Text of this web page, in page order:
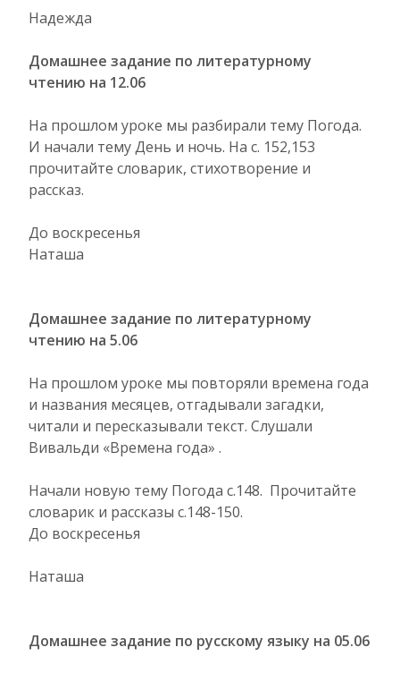
Надежда
Домашнее задание по литературному
чтению на 12.06
На прошлом уроке мы разбирали тему Погода.
И начали тему День и ночь. На с. 152,153
прочитайте словарик, стихотворение и
рассказ.
До воскресенья
Наташа
Домашнее задание по литературному
чтению на 5.06
На прошлом уроке мы повторяли времена года
и названия месяцев, отгадывали загадки,
читали и пересказывали текст. Слушали
Вивальди «Времена года» .
Начали новую тему Погода с.148. Прочитайте
словарик и рассказы с.148-150.
До воскресенья
Наташа
Домашнее задание по русскому языку на 05.06